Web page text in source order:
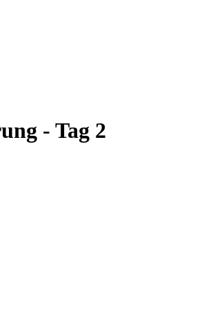
- Tag 2